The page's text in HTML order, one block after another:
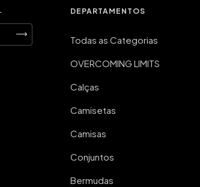
DEPARTAMENTOS
Todas as Categorias
OVERCOMING LIMITS
Calças
Camisetas
Camisas
Conjuntos
Bermudas